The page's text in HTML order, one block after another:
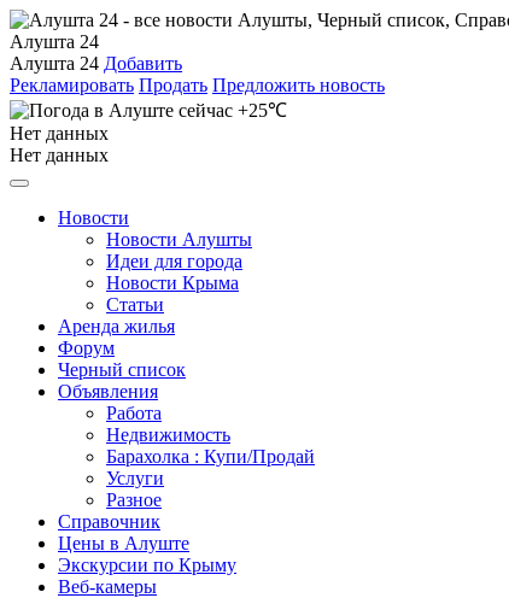
Алушта 24
Алушта 24 Добавить
Рекламировать Продать Предложить новость
+25℃
Нет данных
Нет данных
Новости
Новости Алушты
Идеи для города
Новости Крыма
Статьи
Аренда жилья
Форум
Черный список
Объявления
Работа
Недвижимость
Барахолка : Купи/Продай
Услуги
Разное
Справочник
Цены в Алуште
Экскурсии по Крыму
Веб-камеры